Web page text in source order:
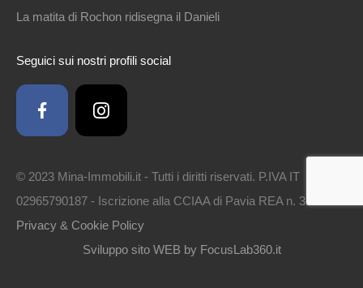
La matita di Rochon ridisegna il Danieli
Seguici sui nostri profili social
© 2023 Mina-Immobili.it - Tutti i diritti riservati. P.IVA IT
02965790187 - Iscrizione alla CCIAA di Pavia REA n. 314561 -
Privacy & Cookie Policy
Sviluppo sito WEB by FocusLab360.it